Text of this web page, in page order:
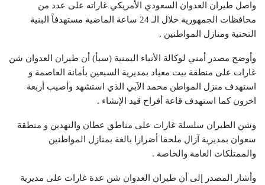
واصل طيران العدوان السعودي الأمريكي غاراته على عدد من
محافظات الجمهورية خلال الـ 24 ساعة الماضية مستهدفاً البنية
التحتية ومنازل المواطنين .
وأوضح مصدر أمني لوكالة الأنباء اليمنية (سبأ) أن طيران العدوان شن
غارات على منطقة بيت معياد بمديرية السبعين بأمانة العاصمة و
استهدف منزل المواطن محمد الآبي الذي استشهد وأصيب أربعة
اخرون كما استهدف قاعة أفراح قيد الإنشاء .
وشن الطيران سلسلة غارات على مناطق عطان والنهدين و منطقة
سعوان بمديرية آزال ملحقا أضرارا بالغة بمنازل المواطنين
والممتلكات العامة والخاصة .
وأشار المصدر إلى أن طيران العدوان شن عدة غارات على مديرية